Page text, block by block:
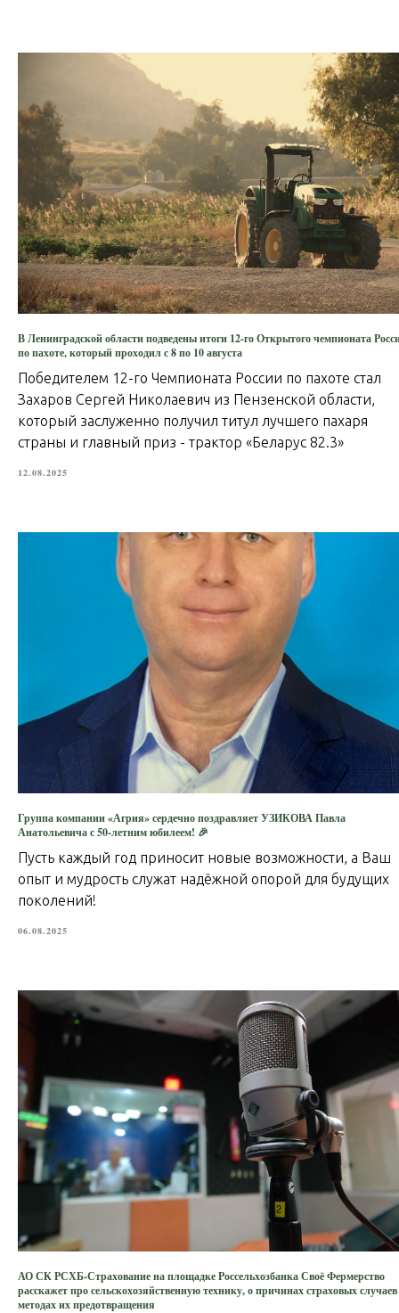
В Ленинградской области подведены итоги 12-го Открытого чемпионата
по пахоте, который проходил с 8 по 10 августа
Победителем 12-го Чемпионата России по пахоте стал
Захаров Сергей Николаевич из Пензенской области,
который заслуженно получил титул лучшего пахаря
страны и главный приз - трактор «Беларус 82.3»
12.08.2025
Группа компании «Агрия» сердечно поздравляет УЗИКОВА Павла
Анатольевича с 50-летним юбилеем! 🎉
Пусть каждый год приносит новые возможности, а Ваш
опыт и мудрость служат надёжной опорой для будущих
поколений!
06.08.2025
АО СК РСХБ-Страхование на площадке Россельхозбанка Своё Фермерство
расскажет про сельскохозяйственную технику, о причинах страховых
методах их предотвращения